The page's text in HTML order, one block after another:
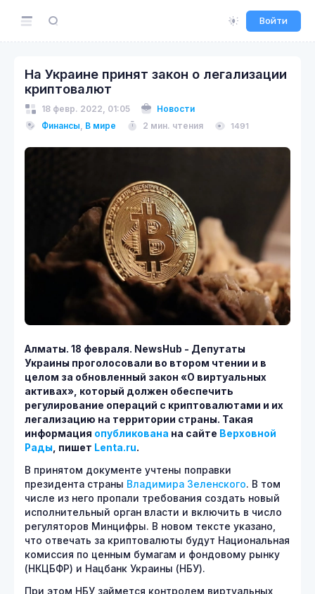
Войти
На Украине принят закон о легализации
криптовалют
18 февр. 2022, 01:05
Новости
Финансы, В мире 2 мин. чтения 1491
Алматы. 18 февраля. NewsHub - Депутаты
Украины проголосовали во втором чтении и в
целом за обновленный закон «О виртуальных
активах», который должен обеспечить
регулирование операций с криптовалютами и их
легализацию на территории страны. Такая
информация опубликована на сайте Верховной
Рады , пишет Lenta.ru.
В принятом документе учтены поправки
президента страны Владимира Зеленского. В том
числе из него пропали требования создать новый
исполнительный орган власти и включить в число
регуляторов Минцифры. В новом тексте указано,
что отвечать за криптовалюты будут Национальная
комиссия по ценным бумагам и фондовому рынку
(НКЦБФР) и Нацбанк Украины (НБУ).
При этом НБУ займется контролем виртуальных